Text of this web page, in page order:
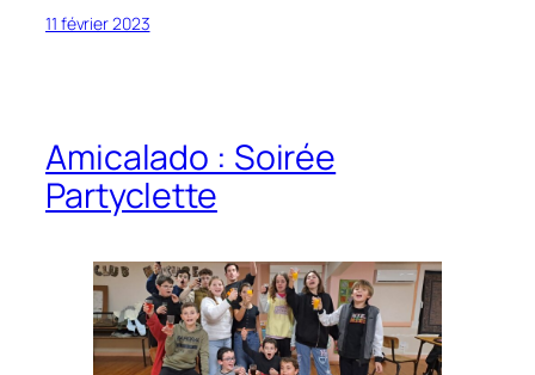
11 février 2023
Amicalado : Soirée
Partyclette